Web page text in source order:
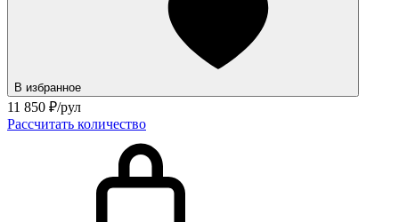
В избранное
11 850 ₽/рул
Рассчитать количество